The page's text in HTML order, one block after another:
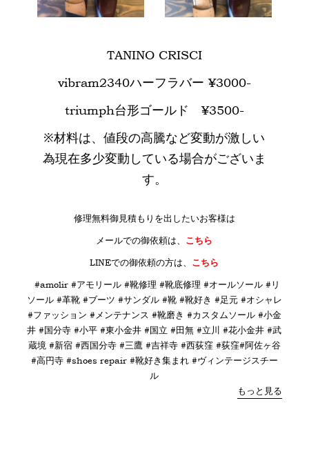
TANINO CRISCI
vibram2340ハーフラバー ¥3000-
triumph台形ゴールド ¥3500-
※材料は、値段の高騰など変動が激しい
為現在多少変動している場合がございま
す。
修理無料御見積もりを出したいお客様は
メールでの御依頼は、 こちら
LINEでの御依頼の方は、 こちら
#amolir #アモリール #靴修理 #靴底修理 #オールソール #リ
ソール #革靴 #ブーツ #サンダル #靴 #靴好き #足元 #オシャレ
#ファッション #メンテナンス #靴磨き #カスタムソール #小金
井 #国分寺 #小平 #東小金井 #国立 #田無 #立川 #花小金井 #武
蔵境 #新宿 #西国分寺 #三鷹 #吉祥寺 #西荻窪 #荻窪#阿佐ヶ谷
#高円寺 #shoes repair #靴好き集まれ #ヴィンテージスチー
ル
もっと見る